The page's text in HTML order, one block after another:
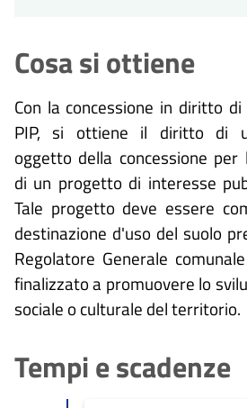
Cosa si ottiene
Con la concessione in diritto
PIP, si ottiene il diritto di
oggetto della concessione per
di un progetto di interesse
Tale progetto deve essere
destinazione d'uso del suolo
Regolatore Generale
finalizzato a promuovere lo
sociale o culturale del territorio.
Tempi e scadenze